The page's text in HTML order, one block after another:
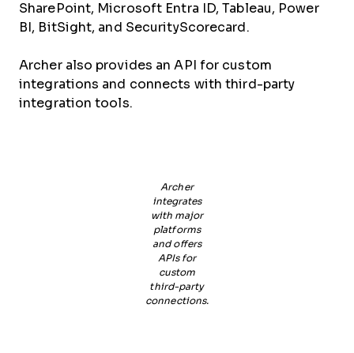
SharePoint, Microsoft Entra ID, Tableau, Power
BI, BitSight, and SecurityScorecard.
Archer also provides an API for custom
integrations and connects with third-party
integration tools.
Archer
integrates
with major
platforms
and offers
APIs for
custom
third-party
connections.